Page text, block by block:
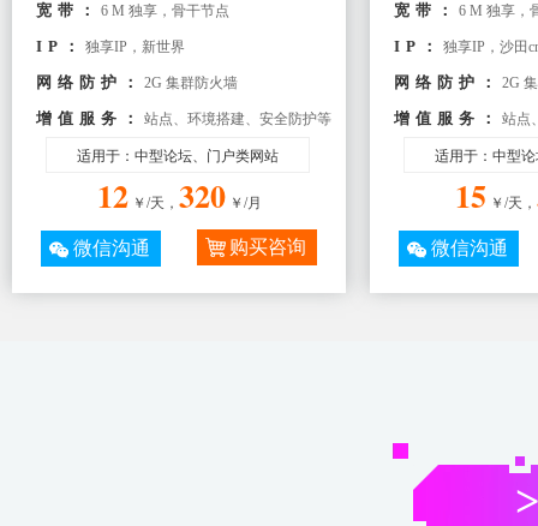
宽带： 6 M 独享，骨干节点
IP： 独享IP，新世界
网络防护： 2G 集群防火墙
增值服务： 站点、环境搭建、安全防护等
适用于：中型论坛、门户类网站
12 ￥/天， 320 ￥/月
微信沟通 购买咨询
宽带： 6 M 独享，
IP： 独享IP，沙田
网络防护： 2G
增值服务： 站点
适用于：中型
15 ￥/天，
微信沟通